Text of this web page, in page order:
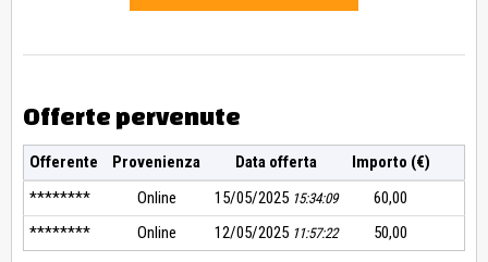
Offerte pervenute
Offerente Provenienza Data offerta
Importo (€)
********
Online 15/05/2025 15:34:09
60,00
********
Online 12/05/2025 11:57:22 50,00